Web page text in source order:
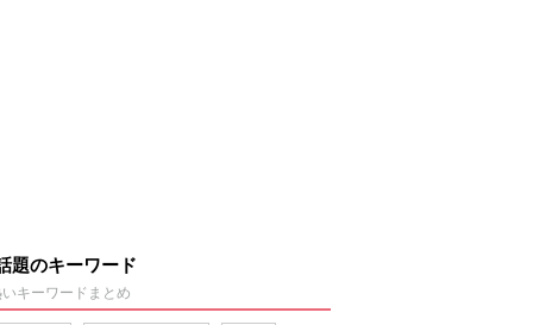
題のキーワード
キーワードまとめ